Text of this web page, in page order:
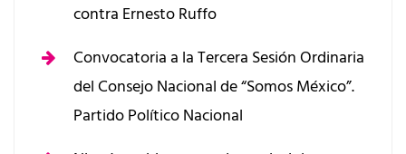
contra Ernesto Ruffo
Convocatoria a la Tercera Sesión Ordinaria
del Consejo Nacional de “Somos México”.
Partido Político Nacional